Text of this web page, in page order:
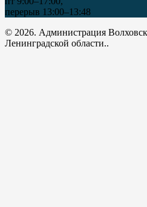
перерыв 13:00–13:48
© 2026. Администрация
Ленинградской области..